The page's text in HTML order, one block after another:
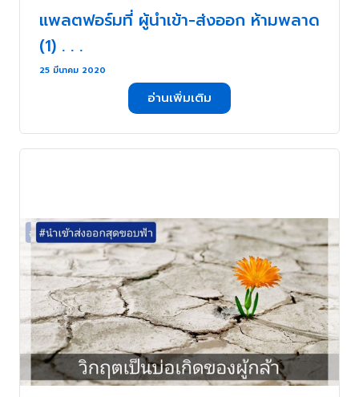
แพลตฟอร์มที่ ผู้นำเข้า-ส่งออก ห้ามพลาด
(1) . . .
25 มีนาคม 2020
อ่านเพิ่มเติม